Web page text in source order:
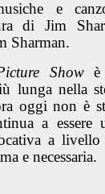
e
di Jim
Sharman.
Showè
lunga nella
oggi non è
a essere
a livello
e necessaria.